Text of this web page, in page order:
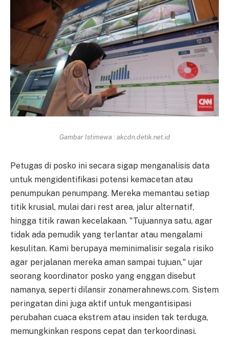
Gambar Istimewa : akcdn.detik.net.id
Petugas di posko ini secara sigap menganalisis data
untuk mengidentifikasi potensi kemacetan atau
penumpukan penumpang. Mereka memantau setiap
titik krusial, mulai dari rest area, jalur alternatif,
hingga titik rawan kecelakaan. "Tujuannya satu, agar
tidak ada pemudik yang terlantar atau mengalami
kesulitan. Kami berupaya meminimalisir segala risiko
agar perjalanan mereka aman sampai tujuan," ujar
seorang koordinator posko yang enggan disebut
namanya, seperti dilansir zonamerahnews.com. Sistem
peringatan dini juga aktif untuk mengantisipasi
perubahan cuaca ekstrem atau insiden tak terduga,
memungkinkan respons cepat dan terkoordinasi.